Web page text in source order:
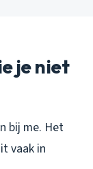
je niet
bij me. Het
vaak in